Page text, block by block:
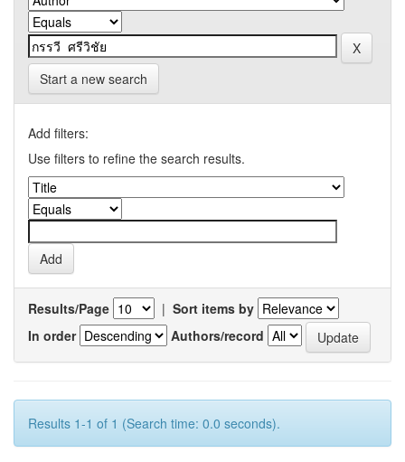
Start a new search
Add filters:
Use filters to refine the search results.
Results/Page | Sort items by
In order
Authors/record
Results 1-1 of 1 (Search time: 0.0 seconds).